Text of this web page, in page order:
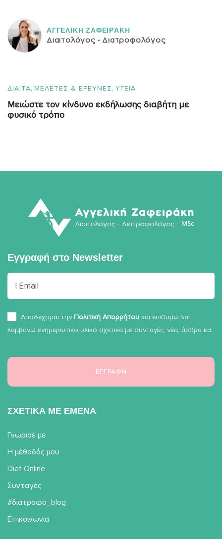
ΑΓΓΕΛΙΚH ΖΑΦΕΙΡAΚΗ
Διαιτολόγος - Διατροφολόγος
ΔΙΑΙΤΑ, ΜΕΛΕΤΕΣ & ΕΡΕΥΝΕΣ, ΥΓΕΙΑ
Μειώστε τον κίνδυνο εκδήλωσης διαβήτη με
φυσικό τρόπο
Εγγραφή στο Newsletter
Αποδέχομαι την Πολιτική Απορρήτου και επιθυμώ να
λαμβάνω ενημερωτικό υλικό σχετικά με συνταγές, νέα, άρθρα κα.
ΣΧΕΤΙΚΑ ΜΕ ΕΜΕΝΑ
Γνώρισέ με
Η μέθοδός μου
Diet Online
Συνταγές
#διατροφο_blog
Επικοινωνία